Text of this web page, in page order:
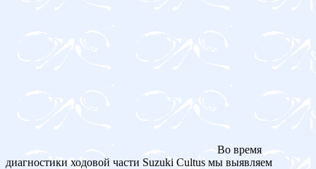
Во время
диагностики ходовой части Suzuki Cultus мы выявляем